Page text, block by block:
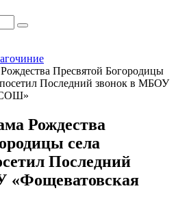
Пресвятой Богородицы
Последний звонок в МБОУ
СОШ»
Рождества
села
Последний
«Фощеватовская